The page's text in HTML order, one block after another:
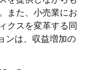
また、小売業にお
クスを変革する同
ンは、収益増加の